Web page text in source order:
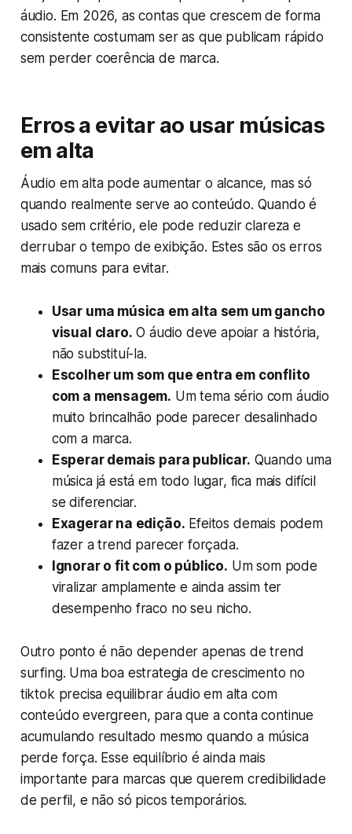
áudio. Em 2026, as contas que crescem de forma
consistente costumam ser as que publicam rápido
sem perder coerência de marca.
Erros a evitar ao usar músicas
em alta
Áudio em alta pode aumentar o alcance, mas só
quando realmente serve ao conteúdo. Quando é
usado sem critério, ele pode reduzir clareza e
derrubar o tempo de exibição. Estes são os erros
mais comuns para evitar.
Usar uma música em alta sem um gancho
visual claro. O áudio deve apoiar a história,
não substituí-la.
Escolher um som que entra em conflito
com a mensagem. Um tema sério com áudio
muito brincalhão pode parecer desalinhado
com a marca.
Esperar demais para publicar. Quando uma
música já está em todo lugar, fica mais difícil
se diferenciar.
Exagerar na edição. Efeitos demais podem
fazer a trend parecer forçada.
Ignorar o fit com o público. Um som pode
viralizar amplamente e ainda assim ter
desempenho fraco no seu nicho.
Outro ponto é não depender apenas de trend
surfing. Uma boa estrategia de crescimento no
tiktok precisa equilibrar áudio em alta com
conteúdo evergreen, para que a conta continue
acumulando resultado mesmo quando a música
perde força. Esse equilíbrio é ainda mais
importante para marcas que querem credibilidade
de perfil, e não só picos temporários.